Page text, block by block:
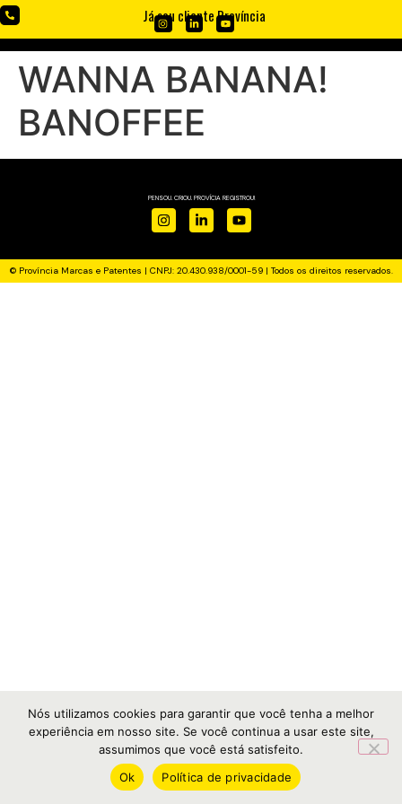
Já sou cliente Província
WANNA BANANA!
BANOFFEE
PENSOU. CRIOU. PROVÍCIA REGISTROU!
© Província Marcas e Patentes | CNPJ: 20.430.938/0001-59 | Todos os direitos reservados.
Nós utilizamos cookies para garantir que você tenha a melhor
experiência em nosso site. Se você continua a usar este site,
assumimos que você está satisfeito.
Ok
Política de privacidade